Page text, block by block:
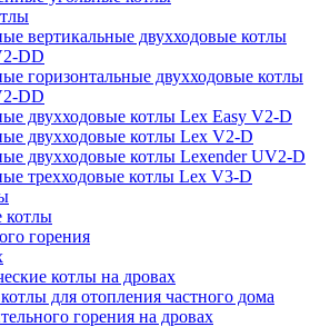
вертикальные двухходовые котлы
DD
горизонтальные двухходовые котлы
DD
двухходовые котлы Lex Easy V2-D
двухходовые котлы Lex V2-D
двухходовые котлы Lexender UV2-D
трехходовые котлы Lex V3-D
котлы
горения
котлы на дровах
для отопления частного дома
горения на дровах